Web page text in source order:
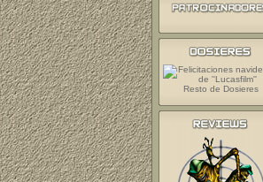
Resto de Dosieres